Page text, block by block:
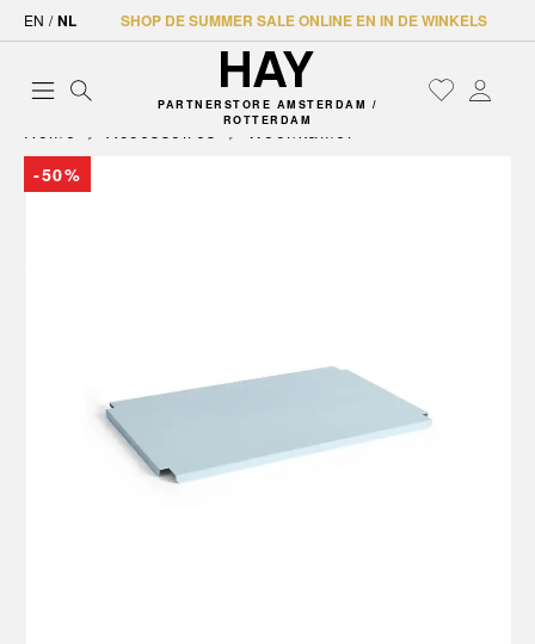
EN / NL SHOP DE SUMMER SALE ONLINE EN IN DE WINKELS
PARTNERSTORE AMSTERDAM /
ROTTERDAM
Home Accessoires
Woonkamer
-50%